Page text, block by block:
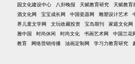
园文化建设中心
八卦晚报 天赋教育研究 天赋教育
酒文化网
宝宝成长网 中国瓷器网 雕塑设计艺术
界儿童文学网
文玩收藏投资 宝岛期刊 家庭文化网
雅中国
时尚休闲 时尚文化 书画艺术网 中国兰花
教育
网络营销传播 油画定制网 学习力教育研究